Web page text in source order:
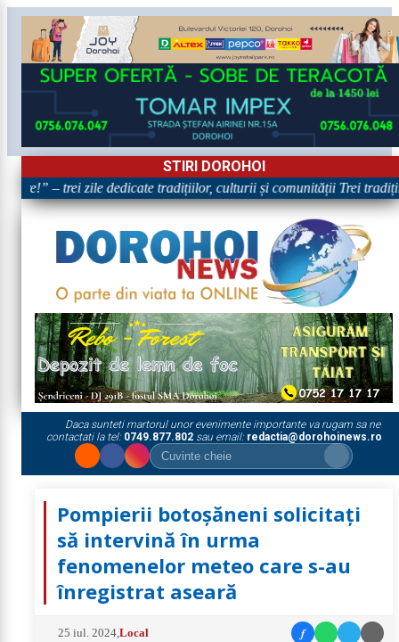
STIRI DOROHOI
– trei zile dedicate tradițiilor, culturii și comunității Trei tradiții.
Daca sunteti martorul unor evenimente importante va rugam sa ne
contactati la tel: 0749.877.802sau email: redactia@dorohoinews.ro
Pompierii botoșăneni solicitați
să intervină în urma
fenomenelor meteo care s-au
înregistrat aseară
25 iul. 2024 ,Local f